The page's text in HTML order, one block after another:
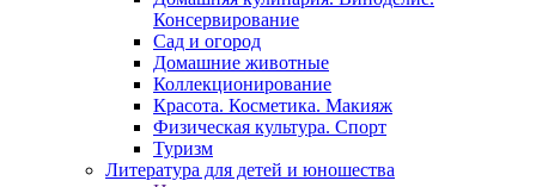
Консервирование
Сад и огород
Домашние животные
Коллекционирование
Красота. Косметика. Макияж
Физическая культура. Спорт
Туризм
Литература для детей и юношества